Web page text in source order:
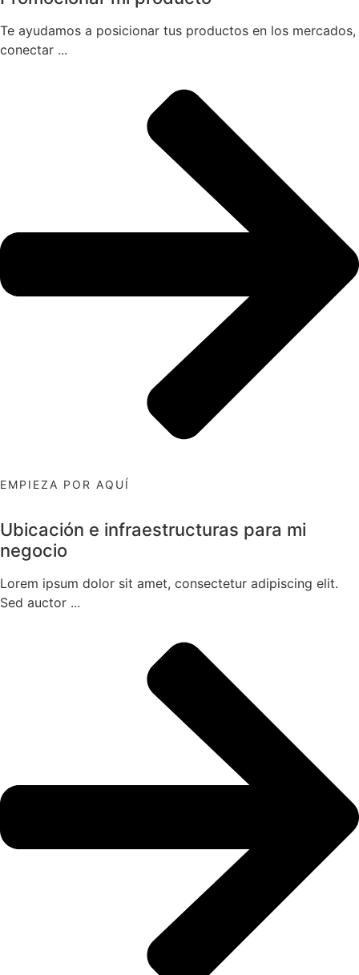
Te ayudamos a posicionar tus productos en los mercados,
conectar ...
EMPIEZA POR AQUÍ
Ubicación e infraestructuras para mi
negocio
Lorem ipsum dolor sit amet, consectetur adipiscing elit.
Sed auctor ...